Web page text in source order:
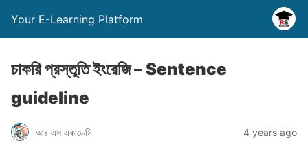
Your E-Learning Platform
চাকরি প্রস্তুতি ইংরেজি – Sentence
guideline
আর এস একাডেমি 4 years ago